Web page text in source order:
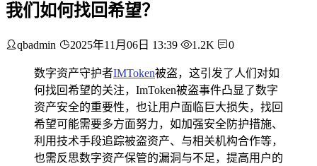
我们如何找回希望？
qbadmin 2025年11月06日 13:39 1.2K 0
数字资产守护者IMToken被盗，这引发了人们对如
何找回希望的关注，ImToken被盗事件凸显了数字
资产安全的重要性，也让用户面临巨大损失，找回
希望可能需要多方面努力，如加强安全防护措施、
利用技术手段追踪被盗资产、与相关机构合作等，
也需反思数字资产保管的漏洞与不足，提高用户的